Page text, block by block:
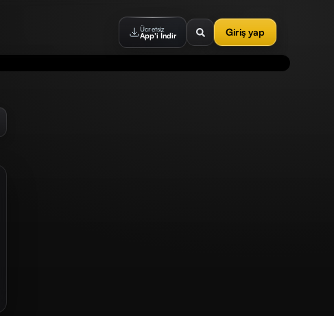
Ücretsiz
App'i İndir Giriş yap